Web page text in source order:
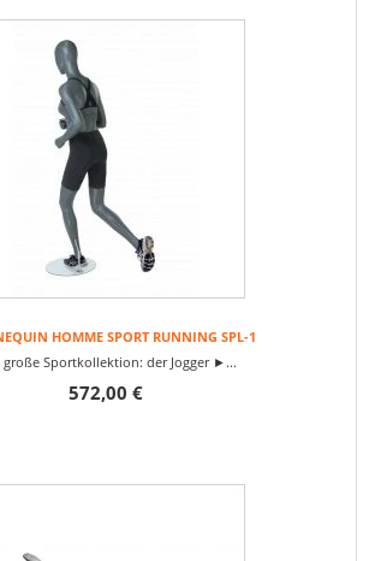
HOMME SPORT RUNNING SPL-1
große Sportkollektion: der Jogger ►...
572,00 €